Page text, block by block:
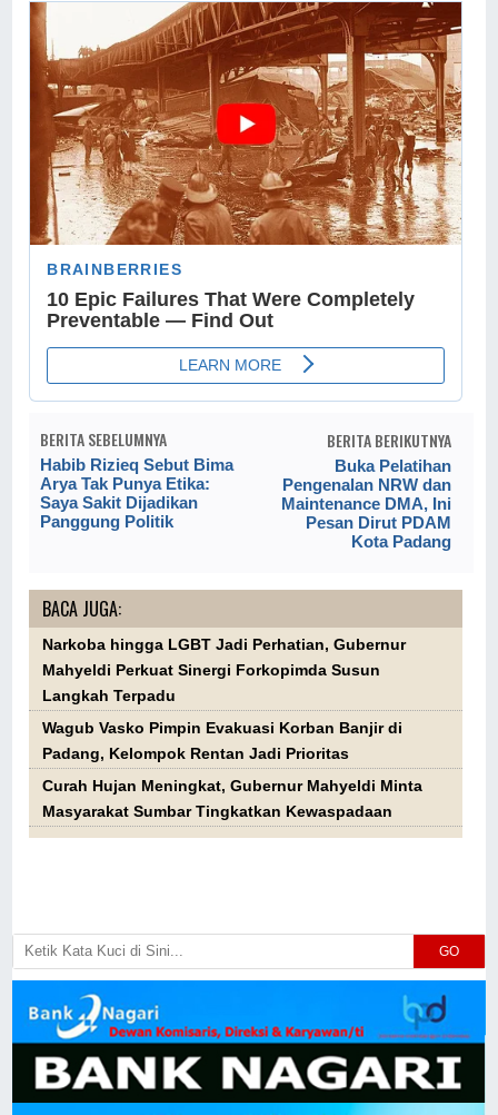
BERITA SEBELUMNYA
Habib Rizieq Sebut Bima
Arya Tak Punya Etika:
Saya Sakit Dijadikan
Panggung Politik
BERITA BERIKUTNYA
Buka Pelatihan
Pengenalan NRW dan
Maintenance DMA, Ini
Pesan Dirut PDAM
Kota Padang
BACA JUGA:
Narkoba hingga LGBT Jadi Perhatian, Gubernur
Mahyeldi Perkuat Sinergi Forkopimda Susun
Langkah Terpadu
Wagub Vasko Pimpin Evakuasi Korban Banjir di
Padang, Kelompok Rentan Jadi Prioritas
Curah Hujan Meningkat, Gubernur Mahyeldi Minta
Masyarakat Sumbar Tingkatkan Kewaspadaan
GO